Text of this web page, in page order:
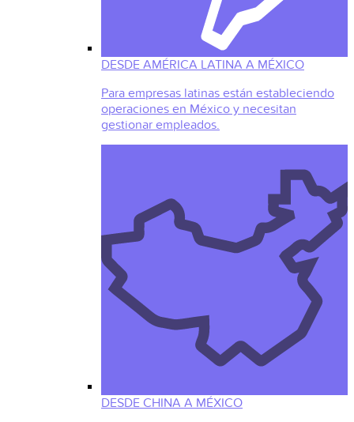
DESDE AMÉRICA LATINA A MÉXICO
Para empresas latinas están estableciendo
operaciones en México y necesitan
gestionar empleados.
DESDE CHINA A MÉXICO